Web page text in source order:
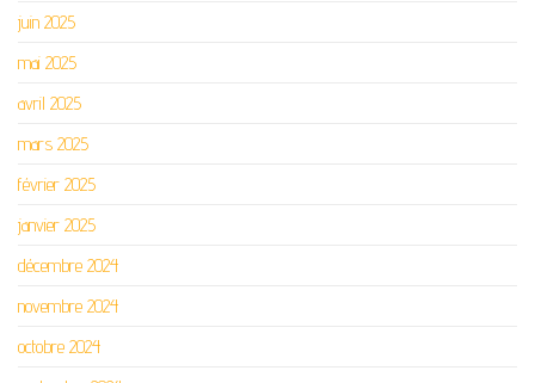
juin 2025
mai 2025
avril 2025
mars 2025
février 2025
janvier 2025
décembre 2024
novembre 2024
octobre 2024